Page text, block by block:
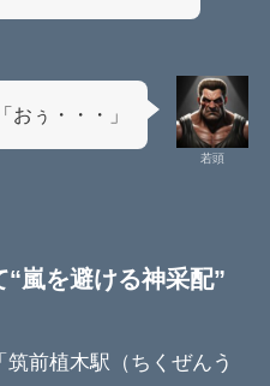
若頭
「おぅ・・・」
嵐を避ける神采配”
前植木駅（ちくぜんう